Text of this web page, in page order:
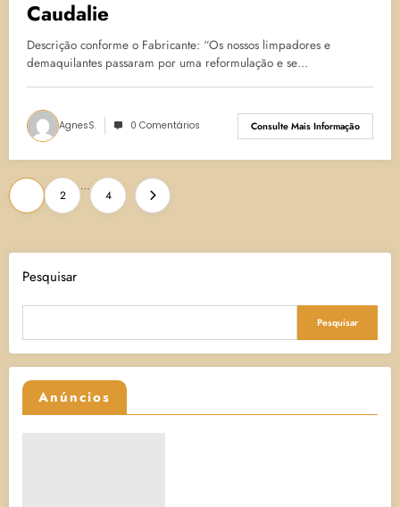
Caudalie
Descrição conforme o Fabricante: “Os nossos limpadores e
demaquilantes passaram por uma reformulação e se…
AgnesS. 0 Comentários Consulte Mais Informação
Paginação
de
posts
2
…
4
Pesquisar
Pesquisar
Anúncios